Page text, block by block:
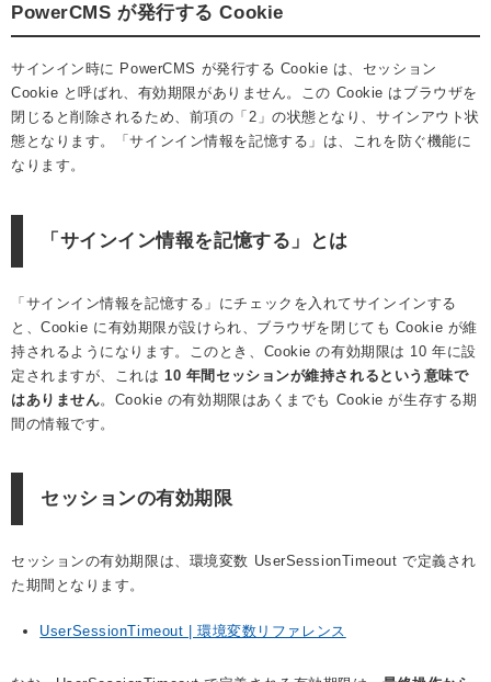
PowerCMS が発行する Cookie
サインイン時に PowerCMS が発行する Cookie は、セッション
Cookie と呼ばれ、有効期限がありません。この Cookie はブラウザを
閉じると削除されるため、前項の「2」の状態となり、サインアウト状
態となります。「サインイン情報を記憶する」は、これを防ぐ機能に
なります。
「サインイン情報を記憶する」とは
「サインイン情報を記憶する」にチェックを入れてサインインする
と、Cookie に有効期限が設けられ、ブラウザを閉じても Cookie が維
持されるようになります。このとき、Cookie の有効期限は 10 年に設
定されますが、これは 10 年間セッションが維持されるという意味で
はありません。Cookie の有効期限はあくまでも Cookie が生存する期
間の情報です。
セッションの有効期限
セッションの有効期限は、環境変数 UserSessionTimeout で定義され
た期間となります。
UserSessionTimeout | 環境変数リファレンス